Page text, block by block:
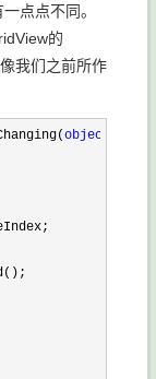
点点不同。
的
我们之前所作
object